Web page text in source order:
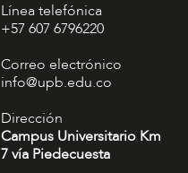
Línea telefónica
+57 607 6796220
Correo electrónico
info@upb.edu.co
Dirección
Campus Universitario Km
7 vía Piedecuesta